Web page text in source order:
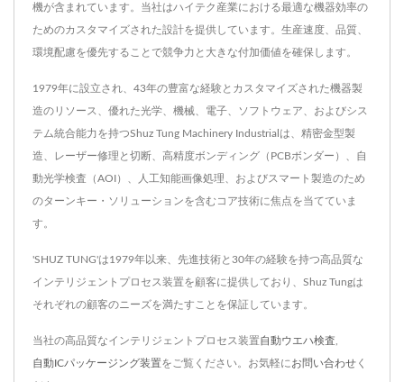
機が含まれています。当社はハイテク産業における最適な機器効率の
ためのカスタマイズされた設計を提供しています。生産速度、品質、
環境配慮を優先することで競争力と大きな付加価値を確保します。
1979年に設立され、43年の豊富な経験とカスタマイズされた機器製
造のリソース、優れた光学、機械、電子、ソフトウェア、およびシス
テム統合能力を持つShuz Tung Machinery Industrialは、精密金型製
造、レーザー修理と切断、高精度ボンディング（PCBボンダー）、自
動光学検査（AOI）、人工知能画像処理、およびスマート製造のため
のターンキー・ソリューションを含むコア技術に焦点を当てていま
す。
'SHUZ TUNG'は1979年以来、先進技術と30年の経験を持つ高品質な
インテリジェントプロセス装置を顧客に提供しており、Shuz Tungは
それぞれの顧客のニーズを満たすことを保証しています。
当社の高品質なインテリジェントプロセス装置自動ウエハ検査
自動ICパッケージング装置をご覧ください。お気軽にお問い合わせ く